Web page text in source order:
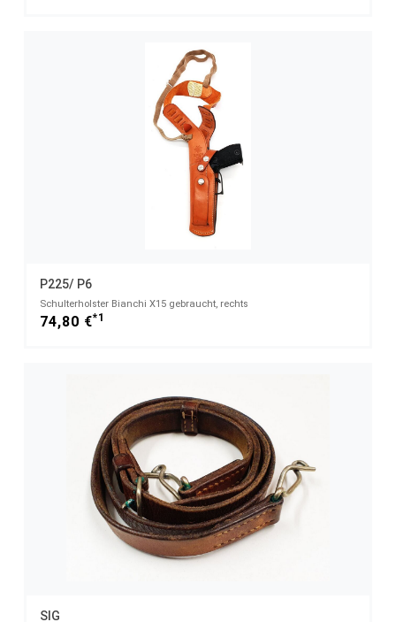
P225/ P6
Schulterholster Bianchi X15 gebraucht, rechts
74,80 €*1
SIG